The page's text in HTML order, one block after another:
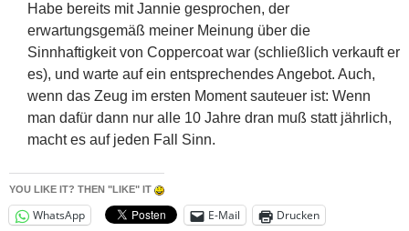
Habe bereits mit Jannie gesprochen, der
erwartungsgemäß meiner Meinung über die
Sinnhaftigkeit von Coppercoat war (schließlich verkauft er
es), und warte auf ein entsprechendes Angebot. Auch,
wenn das Zeug im ersten Moment sauteuer ist: Wenn
man dafür dann nur alle 10 Jahre dran muß statt jährlich,
macht es auf jeden Fall Sinn.
YOU LIKE IT? THEN "LIKE" IT
WhatsApp E-Mail Drucken